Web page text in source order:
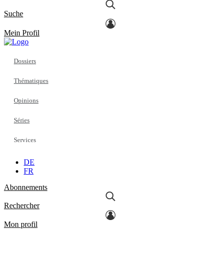
Suche
Mein Profil
Dossiers
Thématiques
Opinions
Séries
Services
DE
FR
Abonnements
Rechercher
Mon profil